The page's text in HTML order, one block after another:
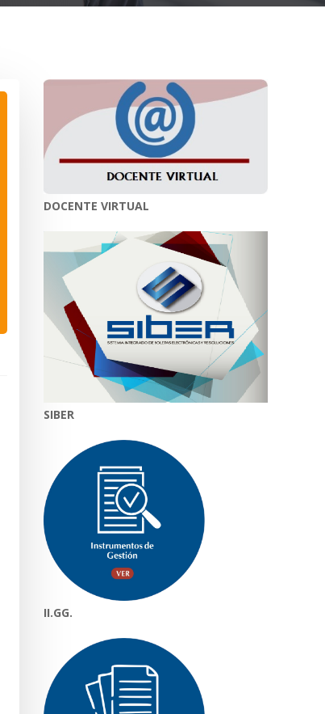
DOCENTE VIRTUAL
SIBER
II.GG.